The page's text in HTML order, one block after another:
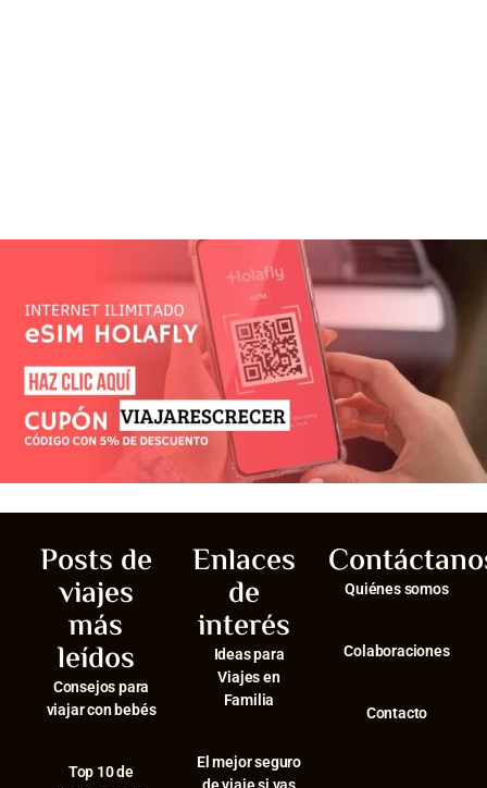
Posts de
viajes
más
leídos
Consejos para
viajar con bebés
⁠Top 10 de
Enlaces
de
interés
Ideas para
Viajes en
Familia
El mejor seguro
Quiénes somos
Colaboraciones
Contacto